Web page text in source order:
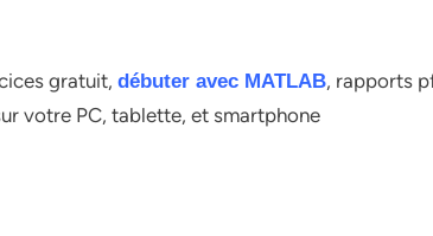
gratuit, débuter avec MATLAB, rapports
votre PC, tablette, et smartphone